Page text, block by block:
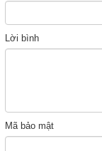
Lời bình
Mã bảo mật